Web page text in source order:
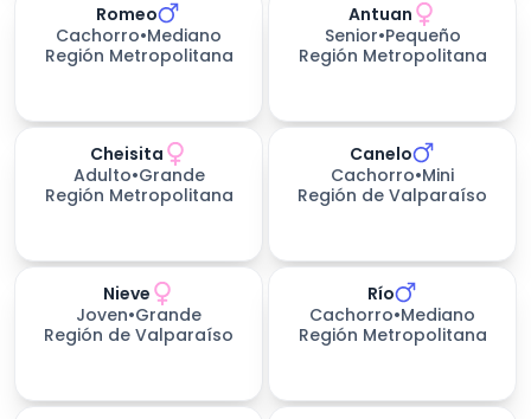
Romeo
Cachorro•Mediano
Región Metropolitana
Antuan
Senior•Pequeño
Región Metropolitana
Cheisita
Adulto•Grande
Región Metropolitana
Canelo
Cachorro•Mini
Región de Valparaíso
días esperando
Nieve
Joven•Grande
Región de Valparaíso
Río
Cachorro•Mediano
Región Metropolitana